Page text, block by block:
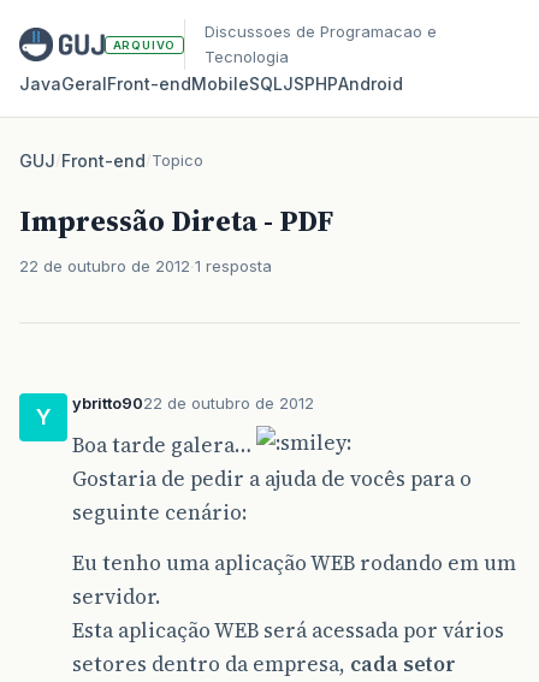
ARQUIVO
Discussoes de Programacao e
Tecnologia
JavaGeralFront‑endMobileSQLJSPHPAndroid
GUJ/Front-end/Topico
Impressão Direta - PDF
22 de outubro de 2012 1 resposta
Y
ybritto9022 de outubro de 2012
Boa tarde galera…
Gostaria de pedir a ajuda de vocês para o
seguinte cenário:
Eu tenho uma aplicação WEB rodando em um
servidor.
Esta aplicação WEB será acessada por vários
setores dentro da empresa, cada setor